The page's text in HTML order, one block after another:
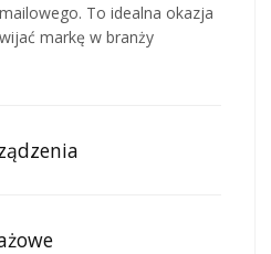
To idealna okazja
markę w branży